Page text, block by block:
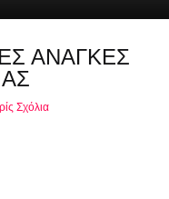
ΑΝΑΓΚΕΣ
Σχόλια